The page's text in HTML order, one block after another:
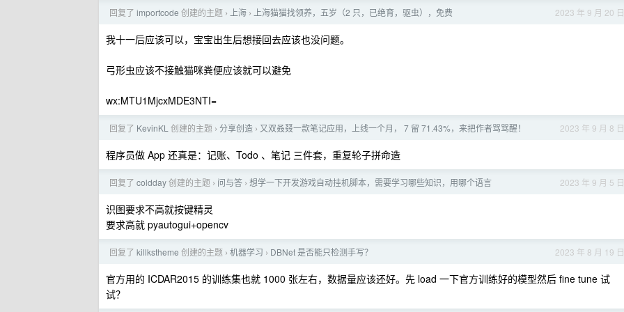
2023 年 9 月 20 日
回复了 importcode 创建的主题 › 上海 › 上海猫猫找领养，五岁（2 只，已绝育，驱虫），免费
我十一后应该可以，宝宝出生后想接回去应该也没问题。
弓形虫应该不接触猫咪粪便应该就可以避免
wx:MTU1MjcxMDE3NTI=
2023 年 9 月 8 日
回复了 KevinKL 创建的主题 › 分享创造 › 又双叒叕一款笔记应用，上线一个月， 7 留 71.43%，来把作者骂骂醒！
程序员做 App 还真是：记账、Todo 、笔记 三件套，重复轮子拼命造
2023 年 9 月 5 日
回复了 coldday创建的主题 › 问与答 › 想学一下开发游戏自动挂机脚本，需要学习哪些知识，用哪个语言
识图要求不高就按键精灵
要求高就 pyautogui+opencv
2023 年 8 月 19 日
回复了 killkstheme 创建的主题 › 机器学习 › DBNet 是否能只检测手写？
官方用的 ICDAR2015 的训练集也就 1000 张左右，数据量应该还好。先 load 一下官方训练好的模型然后 fine tune 试
试？